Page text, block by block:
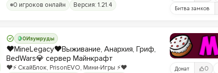
0 игроков онлайн
Версия: 1.21.4 Битва замков
0Изумруды
❤️MineLegacy❤️Выживание, Анархия, Гриф,
BedWars💎 сервер Майнкрафт
❤️⚡️ СкайБлок, PrisonEVO, Мини-Игры ⚡️❤️
Донат 0